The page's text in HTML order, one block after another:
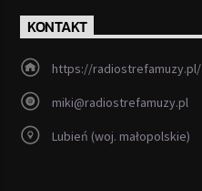
KONTAKT
https://radiostrefamuzy.pl/
miki@radiostrefamuzy.pl
Lubień (woj. małopolskie)